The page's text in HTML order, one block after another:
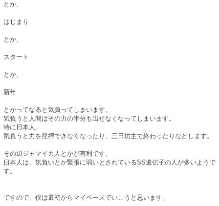
とか、
はじまり
とか、
スタート
とか、
新年
とかってなると気負ってしまいます。
気負うと人間はその力の半分も出せなくなってしまいます。
特に日本人。
気負うと力を発揮できなくなったり、三日坊主で終わったりなどします。
その辺ジャマイカ人とかが有利です。
日本人は、気負いとか緊張に弱いとされているSS遺伝子の人が多いようで
す。
ですので、僕は最初からマイペースでいこうと思います。